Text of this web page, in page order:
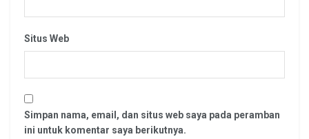
Situs Web
Simpan nama, email, dan situs web saya pada peramban
ini untuk komentar saya berikutnya.